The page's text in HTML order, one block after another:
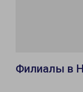
Филиалы в